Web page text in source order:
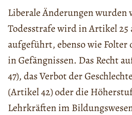
Liberale Änderungen wurden
Todesstrafe wird in Artikel 25
aufgeführt, ebenso wie
in Gefängnissen. Das Recht
47), das Verbot der
(Artikel 42) oder die
Lehrkräften im